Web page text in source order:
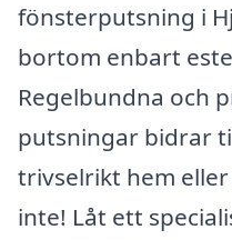
fönsterputsning i
bortom enbart
Regelbundna och
putsningar bidrar
trivselrikt hem
inte! Låt ett